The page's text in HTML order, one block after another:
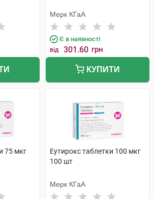
Мерк КГаА
Є в наявності
від 301.60 грн
КУПИТИ
75 мкг
Еутирокс таблетки 100 мкг
100 шт
Мерк КГаА